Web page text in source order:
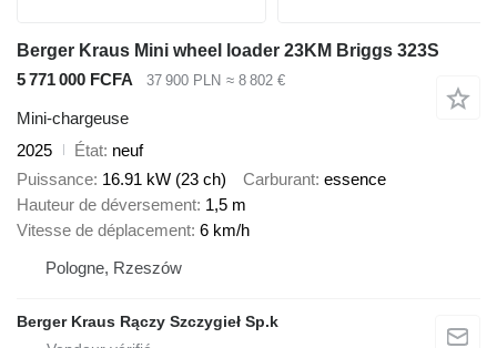
Berger Kraus Mini wheel loader 23KM Briggs 323S
5 771 000 FCFA
37 900 PLN ≈ 8 802 €
Mini-chargeuse
2025
État neuf
Puissance 16.91 kW (23 ch) Carburant essence
Hauteur de déversement 1,5 m
Vitesse de déplacement 6 km/h
Pologne, Rzeszów
Berger Kraus Rączy Szczygieł Sp.k